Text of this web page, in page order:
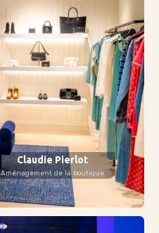
Claudie Pierlot
Aménagement de la boutique